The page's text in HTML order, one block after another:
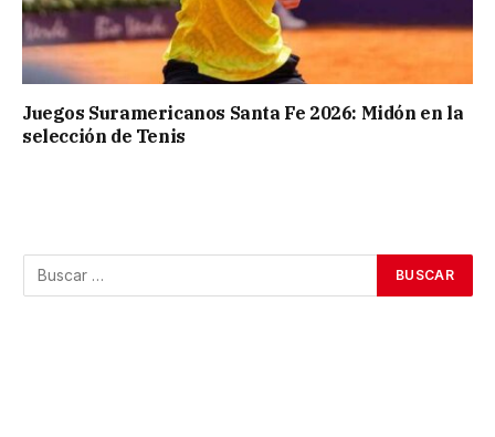
Juegos Suramericanos Santa Fe 2026: Midón en la
selección de Tenis